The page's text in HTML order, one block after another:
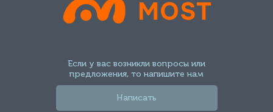
Если у вас возникли вопросы или
предложения, то напишите нам
Написать